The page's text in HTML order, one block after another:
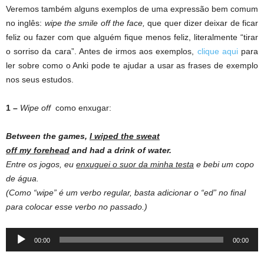
Veremos também alguns exemplos de uma expressão bem comum
no inglês: wipe the smile off the face,que quer dizer deixar de ficar
feliz ou fazer com que alguém fique menos feliz, literalmente “tirar
o sorriso da cara”. Antes de irmos aos exemplos, clique aquipara
ler sobre como o Anki pode te ajudar a usar as frases de exemplo
nos seus estudos.
1 – Wipe off como enxugar:
Between the games, I wiped the sweat
off my forehead and had a drink of water.
Entre os jogos, eu enxuguei o suor da minha testa e bebi um copo
de água.
(Como “wipe” é um verbo regular, basta adicionar o “ed” no final
para colocar esse verbo no passado.)
Audio
00:00 00:00